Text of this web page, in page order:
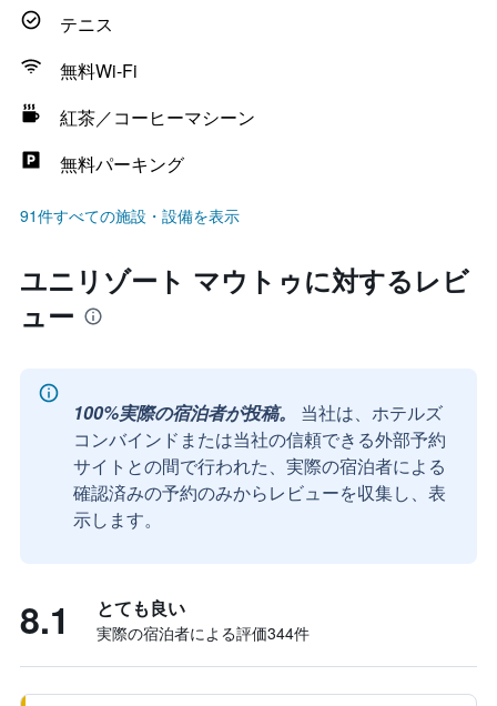
テニス
無料Wi-Fi
紅茶／コーヒーマシーン
無料パーキング
91件すべての施設・設備を表示
ユニリゾート マウトゥに対するレビ
ュー
100%実際の宿泊者が投稿。
当社は、ホテルズ
コンバインドまたは当社の信頼できる外部予約
サイトとの間で行われた、実際の宿泊者による
確認済みの予約のみからレビューを収集し、表
示します。
8.1 とても良い
実際の宿泊者による評価344​件